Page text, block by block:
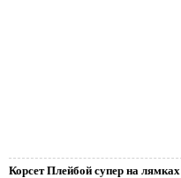
Корсет Плейбой супер на лямках